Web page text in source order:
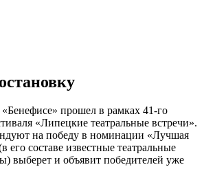
прошел в рамках 41-го
«Липецкие театральные встречи».
на победу в номинации «Лучшая
составе известные театральные
выберет и объявит победителей уже